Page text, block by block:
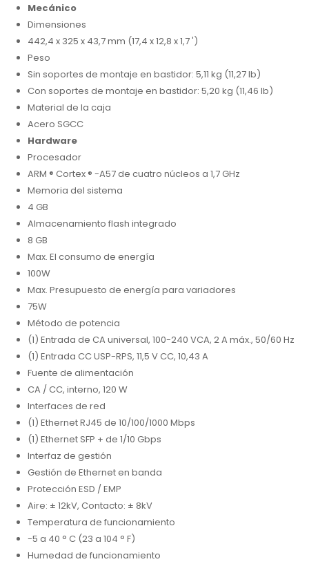
Mecánico
Dimensiones
442,4 x 325 x 43,7 mm (17,4 x 12,8 x 1,7 ')
Peso
Sin soportes de montaje en bastidor: 5,11 kg (11,27 lb)
Con soportes de montaje en bastidor: 5,20 kg (11,46 lb)
Material de la caja
Acero SGCC
Hardware
Procesador
ARM ® Cortex ® -A57 de cuatro núcleos a 1,7 GHz
Memoria del sistema
4 GB
Almacenamiento flash integrado
8 GB
Max. El consumo de energía
100W
Max. Presupuesto de energía para variadores
75W
Método de potencia
(1) Entrada de CA universal, 100-240 VCA, 2 A máx., 50/60 Hz
(1) Entrada CC USP-RPS, 11,5 V CC, 10,43 A
Fuente de alimentación
CA / CC, interno, 120 W
Interfaces de red
(1) Ethernet RJ45 de 10/100/1000 Mbps
(1) Ethernet SFP + de 1/10 Gbps
Interfaz de gestión
Gestión de Ethernet en banda
Protección ESD / EMP
Aire: ± 12kV, Contacto: ± 8kV
Temperatura de funcionamiento
-5 a 40 ° C (23 a 104 ° F)
Humedad de funcionamiento